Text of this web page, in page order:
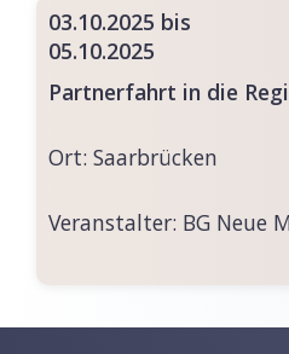
03.10.2025 bis
05.10.2025
Partnerfahrt in die
Ort: Saarbrücken
Veranstalter: BG Neue